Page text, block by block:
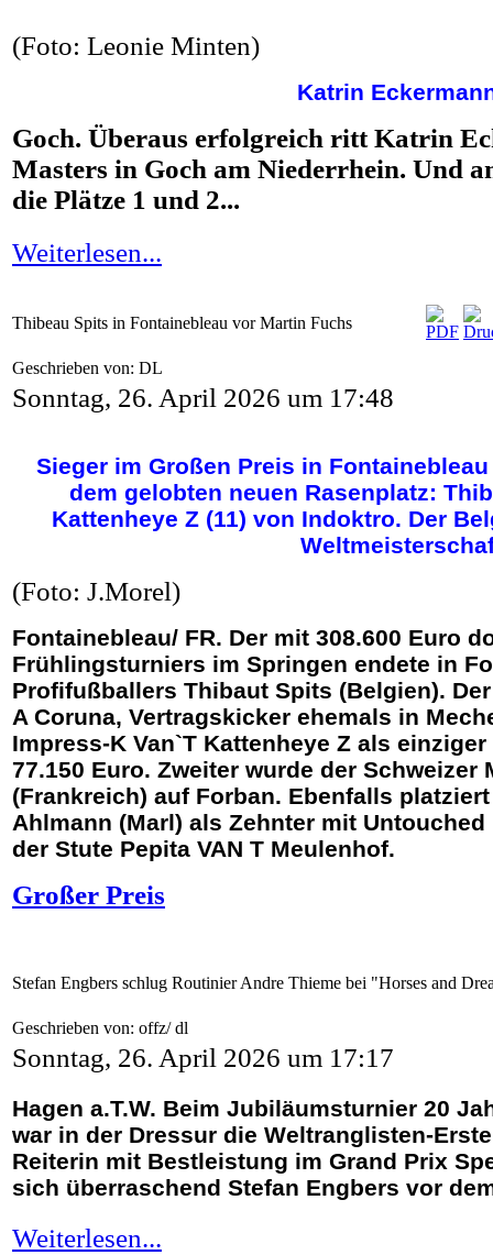
(Foto: Leonie Minten)
Katrin
Goch. Überaus erfolgreich ritt Katrin
Masters in Goch am Niederrhein. Und
die Plätze 1 und 2...
Weiterlesen...
Thibeau Spits in Fontainebleau vor Martin Fuchs
Geschrieben von: DL
Sonntag, 26. April 2026 um 17:48
Sieger im Großen Preis in
dem gelobten neuen Rasenplatz:
Kattenheye Z (11) von Indoktro. Der
(Foto: J.Morel)
Fontainebleau/ FR. Der mit 308.600 Euro
Frühlingsturniers im Springen endete in
Profifußballers Thibaut Spits (Belgien).
A Coruna, Vertragskicker ehemals in
Impress-K Van`T Kattenheye Z als
77.150 Euro. Zweiter wurde der
(Frankreich) auf Forban. Ebenfalls
Ahlmann (Marl) als Zehnter mit
der Stute Pepita VAN T Meulenhof.
Großer Preis
Stefan Engbers schlug Routinier Andre Thieme bei "Horses and
Geschrieben von: offz/ dl
Sonntag, 26. April 2026 um 17:17
Hagen a.T.W. Beim Jubiläumsturnier 20
war in der Dressur die Weltranglisten-
Reiterin mit Bestleistung im Grand Prix
sich überraschend Stefan Engbers vor
Weiterlesen...